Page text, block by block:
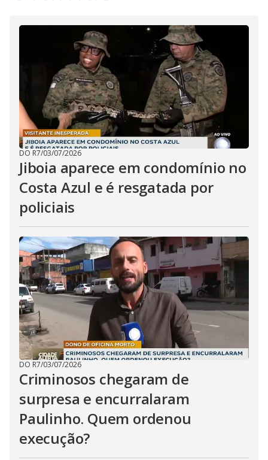
d
e
o
DO R7/03/07/2026
Jiboia aparece em condomínio no
Costa Azul e é resgatada por
policiais
DO R7/03/07/2026
Criminosos chegaram de
surpresa e encurralaram
Paulinho. Quem ordenou
execução?